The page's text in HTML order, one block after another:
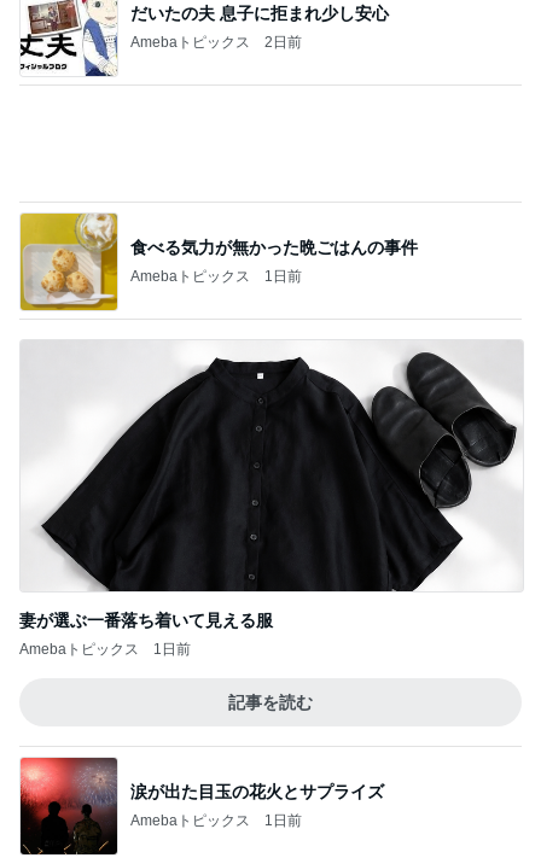
だいたの夫 息子に拒まれ少し安心
Amebaトピックス 2日前
食べる気力が無かった晩ごはんの事件
Amebaトピックス 1日前
妻が選ぶ一番落ち着いて見える服
Amebaトピックス 1日前
記事を読む
涙が出た目玉の花火とサプライズ
Amebaトピックス 1日前